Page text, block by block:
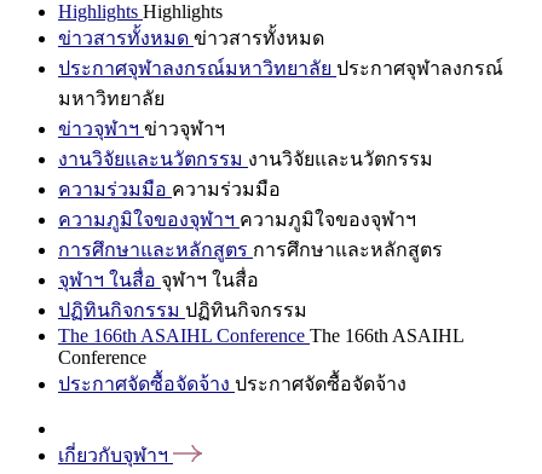
Highlights Highlights
ข่าวสารทั้งหมด ข่าวสารทั้งหมด
ประกาศจุฬาลงกรณ์มหาวิทยาลัย ประกาศจุฬาลงกรณ์
มหาวิทยาลัย
ข่าวจุฬาฯ ข่าวจุฬาฯ
งานวิจัยและนวัตกรรม งานวิจัยและนวัตกรรม
ความร่วมมือ ความร่วมมือ
ความภูมิใจของจุฬาฯ ความภูมิใจของจุฬาฯ
การศึกษาและหลักสูตร การศึกษาและหลักสูตร
จุฬาฯ ในสื่อ จุฬาฯ ในสื่อ
ปฏิทินกิจกรรม ปฏิทินกิจกรรม
The 166th ASAIHL Conference The 166th ASAIHL
Conference
ประกาศจัดซื้อจัดจ้าง ประกาศจัดซื้อจัดจ้าง
เกี่ยวกับจุฬาฯ